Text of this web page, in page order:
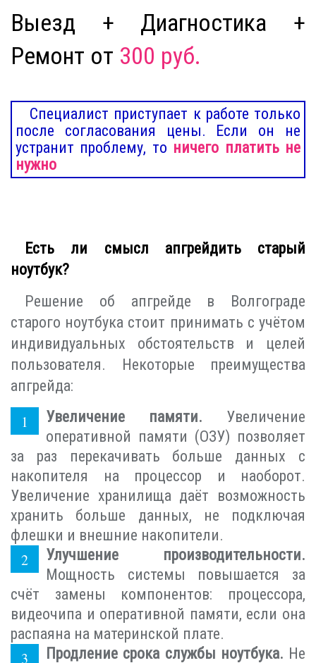
Выезд + Диагностика +
Ремонт от 300 руб.
Специалист приступает к работе только
после согласования цены. Если он не
устранит проблему, то ничего платить не
нужно
Есть ли смысл апгрейдить старый
ноутбук?
Решение об апгрейде в Волгограде
старого ноутбука стоит принимать с учётом
индивидуальных обстоятельств и целей
пользователя. Некоторые преимущества
апгрейда:
Увеличение памяти. Увеличение
оперативной памяти (ОЗУ) позволяет
за раз перекачивать больше данных с
накопителя на процессор и наоборот.
Увеличение хранилища даёт возможность
хранить больше данных, не подключая
флешки и внешние накопители.
Улучшение производительности.
Мощность системы повышается за
счёт замены компонентов: процессора,
видеочипа и оперативной памяти, если она
распаяна на материнской плате.
Продление срока службы ноутбука. Не